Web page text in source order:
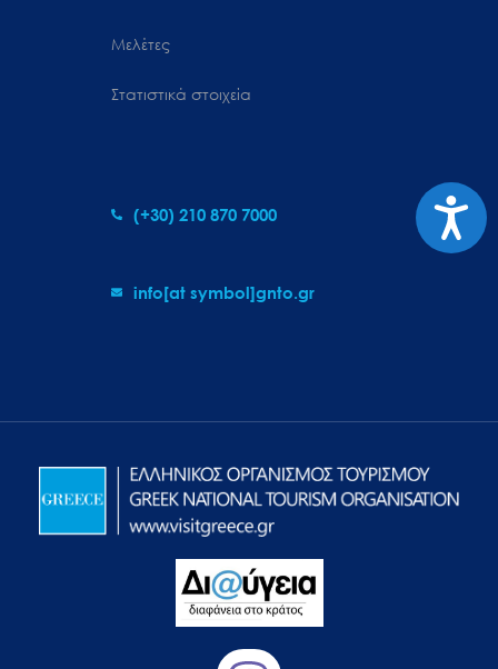
Μελέτες
Στατιστικά στοιχεία
(+30) 210 870 7000
info[at symbol]gnto.gr